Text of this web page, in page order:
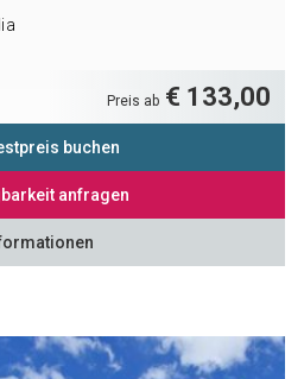
Preis ab € 133,00
buchen
anfragen